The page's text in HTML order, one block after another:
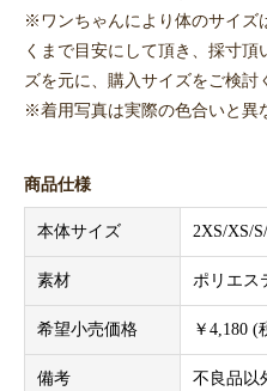
※ワンちゃんにより体のサイズ
くまで目安にして頂き、採寸
ズを元に、購入サイズをご検討
※着用写真は実際の色合いと異
商品仕様
本体サイズ 2XS/XS/
素材 ポリエス
希望小売価格 ￥4,180 (
備考
不良品以